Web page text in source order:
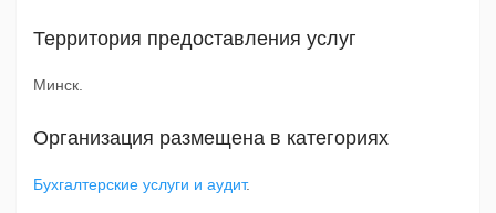
Территория предоставления услуг
Минск.
Организация размещена в категориях
Бухгалтерские услуги и аудит.